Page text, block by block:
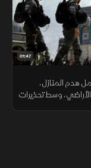
01:47
هدم المنازل،
وسط تحذيرات